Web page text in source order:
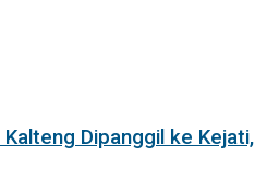
Dipanggil ke Kejati,